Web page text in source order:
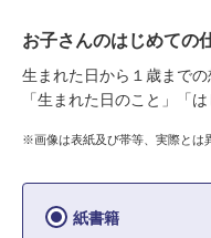
お子さんのはじめての
生まれた日から１歳まで
「生まれた日のこと」「
※画像は表紙及び帯等、実際とは
紙書籍